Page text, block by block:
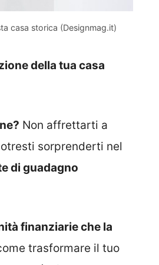
casa storica (Designmag.it)
della tua casa
Non affrettarti a
sorprenderti nel
di guadagno
finanziarie che la
trasformare il tuo